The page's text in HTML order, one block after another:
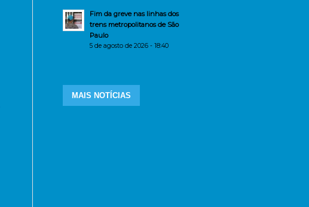
Fim da greve nas linhas dos
trens metropolitanos de São
Paulo
5 de agosto de 2026 - 18:40
MAIS NOTÍCIAS